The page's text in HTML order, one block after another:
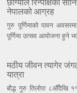
नेपालको आग्रह
गुरु पूर्णिमाको पावन
पूर्णिमा उत्सव आयोजना हुने
मठीय जीवन त्यागेर
यात्रा
बौद्ध गुरु तिलोपा ८औँदेखि